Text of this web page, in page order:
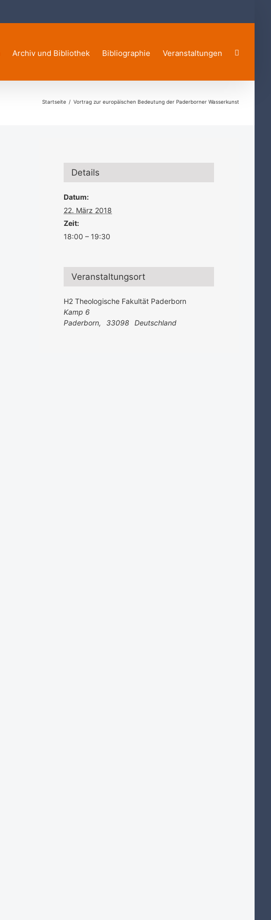
Archiv und Bibliothek Bibliographie Veranstaltungen
Startseite Vortrag zur europäischen Bedeutung der Paderborner Wasserkunst
Details
Datum:
22. März 2018
Zeit:
18:00 – 19:30
Veranstaltungsort
H2 Theologische Fakultät Paderborn
Kamp 6
Paderborn, 33098 Deutschland